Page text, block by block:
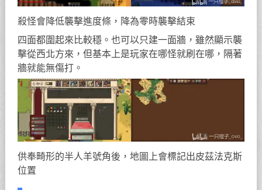
殺怪會降低襲擊進度條，降為零時襲擊結束
四面都圍起來比較穩。也可以只建一面牆，雖然顯示襲
擊從西北方來，但基本上是玩家在哪怪就刷在哪，隔著
牆就能無傷打。
供奉畸形的半人羊號角後，地圖上會標記出皮茲法克斯
位置